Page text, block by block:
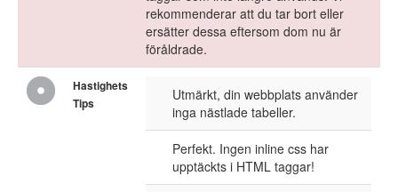
rekommenderar att du tar bort eller
ersätter dessa eftersom dom nu är
föråldrade.
Hastighets
Tips
Utmärkt, din webbplats använder
inga nästlade tabeller.
Perfekt. Ingen inline css har
upptäckts i HTML taggar!